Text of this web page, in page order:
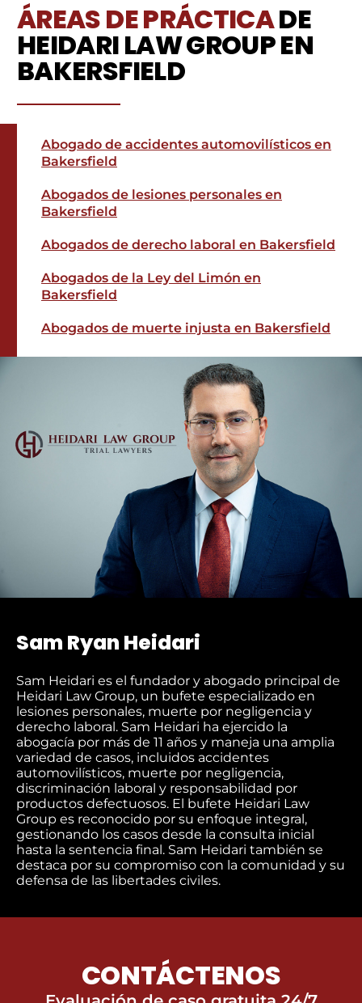
ÁREAS DE PRÁCTICADE
HEIDARI LAW GROUP EN
BAKERSFIELD
Abogado de accidentes automovilísticos en
Bakersfield
Abogados de lesiones personales en
Bakersfield
Abogados de derecho laboral en Bakersfield
Abogados de la Ley del Limón en
Bakersfield
Abogados de muerte injusta en Bakersfield
Sam Ryan Heidari
Sam Heidari es el fundador y abogado principal de
Heidari Law Group, un bufete especializado en
lesiones personales, muerte por negligencia y
derecho laboral. Sam Heidari ha ejercido la
abogacía por más de 11 años y maneja una amplia
variedad de casos, incluidos accidentes
automovilísticos, muerte por negligencia,
discriminación laboral y responsabilidad por
productos defectuosos. El bufete Heidari Law
Group es reconocido por su enfoque integral,
gestionando los casos desde la consulta inicial
hasta la sentencia final. Sam Heidari también se
destaca por su compromiso con la comunidad y su
defensa de las libertades civiles.
CONTÁCTENOS